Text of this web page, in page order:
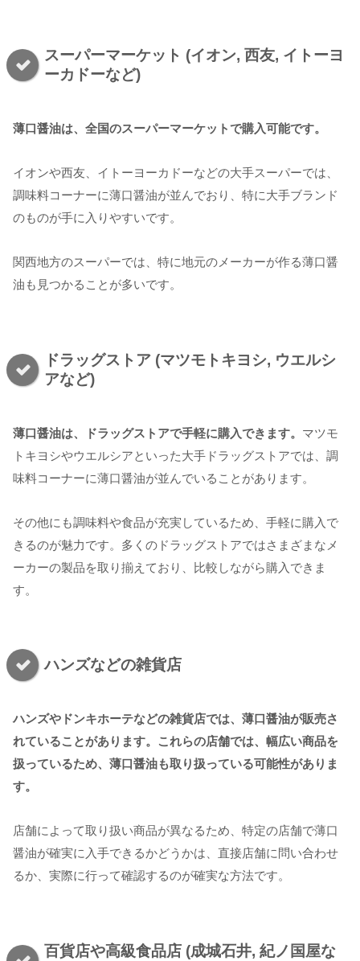
スーパーマーケット (イオン, 西友, イトーヨ
ーカドーなど)
薄口醤油は、全国のスーパーマーケットで購入可能です。
イオンや西友、イトーヨーカドーなどの大手スーパーでは、
調味料コーナーに薄口醤油が並んでおり、特に大手ブランド
のものが手に入りやすいです。
関西地方のスーパーでは、特に地元のメーカーが作る薄口醤
油も見つかることが多いです。
ドラッグストア (マツモトキヨシ, ウエルシ
アなど)
薄口醤油は、ドラッグストアで手軽に購入できます。 マツモ
トキヨシやウエルシアといった大手ドラッグストアでは、調
味料コーナーに薄口醤油が並んでいることがあります。
その他にも調味料や食品が充実しているため、手軽に購入で
きるのが魅力です。多くのドラッグストアではさまざまなメ
ーカーの製品を取り揃えており、比較しながら購入できま
す。
ハンズなどの雑貨店
ハンズやドンキホーテなどの雑貨店では、薄口醤油が販売さ
れていることがあります。これらの店舗では、幅広い商品を
扱っているため、薄口醤油も取り扱っている可能性がありま
す。
店舗によって取り扱い商品が異なるため、特定の店舗で薄口
醤油が確実に入手できるかどうかは、直接店舗に問い合わせ
るか、実際に行って確認するのが確実な方法です。
百貨店や高級食品店 (成城石井, 紀ノ国屋な